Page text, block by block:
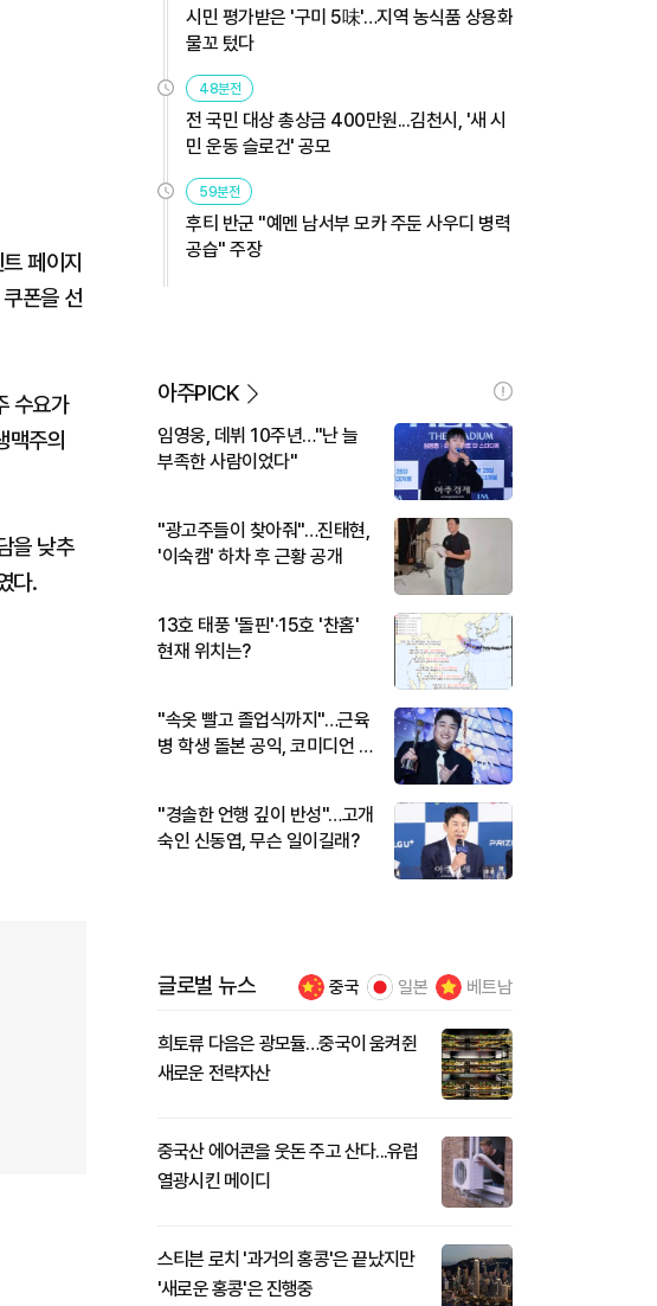
페이지
폰을 선
수요가
맥주의
을 낮추
다.
시민 평가받은 '구미 5味'…지역 농식품 상용화
물꼬 텄다
48분전
전 국민 대상 총상금 400만원...김천시, '새 시
민 운동 슬로건' 공모
59분전
후티 반군 "예멘 남서부 모카 주둔 사우디 병력
공습" 주장
아주PICK
임영웅, 데뷔 10주년…"난 늘
부족한 사람이었다"
"광고주들이 찾아줘"…진태현,
'이숙캠' 하차 후 근황 공개
13호 태풍 '돌핀'·15호 '찬홈'
현재 위치는?
"속옷 빨고 졸업식까지"…근육
병 학생 돌본 공익, 코미디언 김
"경솔한 언행 깊이 반성"…고개
숙인 신동엽, 무슨 일이길래?
글로벌 뉴스 중국 일본 베트남
희토류 다음은 광모듈…중국이 움켜쥔
새로운 전략자산
중국산 에어콘을 웃돈 주고 산다...유럽
열광시킨 메이디
스티븐 로치 '과거의 홍콩'은 끝났지만
'새로운 홍콩'은 진행중